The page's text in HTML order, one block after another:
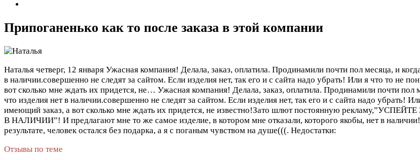
Припоганенько как то после заказа в этой компании
Наталья четверг, 12 января Ужасная компания! Делала, заказ, оплатила. Продинамили почти пол месяца, и
в наличии.совершенно не следят за сайтом. Если изделия нет, так его и с сайта надо убрать! Или я что то не
вот сколько мне ждать их придется, не… Ужасная компания! Делала, заказ, оплатила. Продинамили почти пол
что изделия нет в наличии.совершенно не следят за сайтом. Если изделия нет, так его и с сайта надо убрать!
имеющий заказ, а вот сколько мне ждать их придется, не известно!Зато шлют постоянную
В НАЛИЧИИ”! И предлагают мне то же самое изделие, в котором мне отказали, которого якобы, нет в
результате, человек остался без подарка, а я с поганым чувством на душе(((. Недостатки:
Отзывы по теме